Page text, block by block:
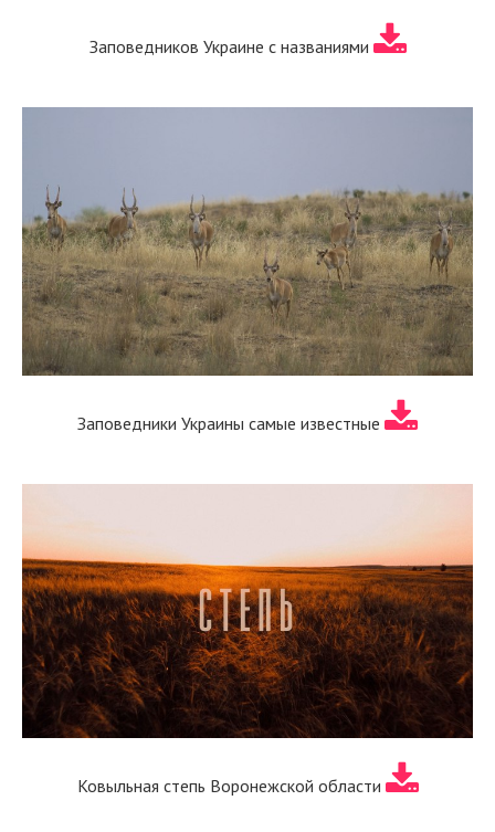
Заповедников Украине с названиями
Заповедники Украины самые известные
Ковыльная степь Воронежской области